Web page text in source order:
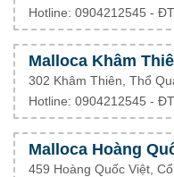
Hotline: 0904212545 -
Malloca Khâm
302 Khâm Thiên, Thổ
Hotline: 0904212545 -
Malloca Hoàng
459 Hoàng Quốc Việt,